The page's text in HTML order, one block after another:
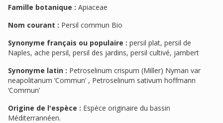
Famille botanique : Apiaceae
Nom courant : Persil commun Bio
Synonyme français ou populaire : persil plat, persil de
Naples, ache persil, persil des jardins, persil cultivé, jambert
Synonyme latin : Petroselinum crispum (Miller) Nyman var
neapolitanum ‘Commun’ , Petroselinum sativum hoffmann
‘Commun’
Origine de l'espèce : Espèce originaire du bassin
Méditerrannéen.